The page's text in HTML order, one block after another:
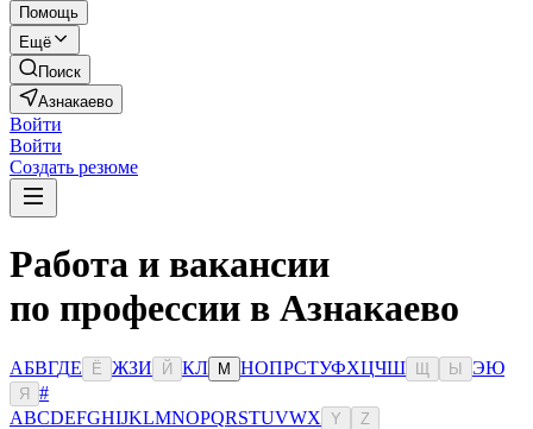
Помощь
Ещё
Поиск
Азнакаево
Войти
Войти
Создать резюме
Работа и вакансии
по профессии в Азнакаево
АБВГДЕ Ё ЖЗИ Й КЛ М НОПРСТУФХЦЧШ Ы ЭЮ
Я
#
ABCDEFGHIJKLMNOPQRSTUVWX Y Z